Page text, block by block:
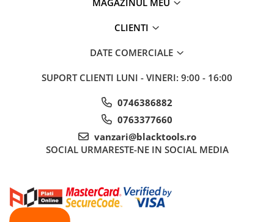
Truse si acesorii de impact
Accesorii de impact 3/4
Tubulare de impact 1/2
Tubulare de impact 3/4
Tubulare 1/2
Tubulare 1/4
Tubulare 3/4
MAGAZINUL MEU
CLIENTI
DATE COMERCIALE
SUPORT CLIENTI LUNI - VINERI: 9:00 - 16:00
0746386882
0763377660
vanzari@blacktools.ro
SOCIAL URMARESTE-NE IN SOCIAL MEDIA